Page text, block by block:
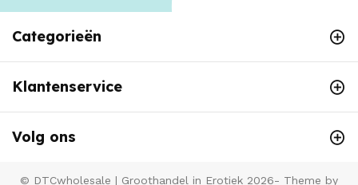
Categorieën
Klantenservice
Volg ons
© DTCwholesale | Groothandel in Erotiek 2026- Theme by